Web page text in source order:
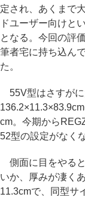
定され、あくまで
ドユーザー向けと
となる。今回の評
筆者宅に持ち込ん
た。
55V型はさすがに
cm。今期から
52型の設定がなく
側面に目をやる
いか、厚みが凄く
11.3cmで、同型サ